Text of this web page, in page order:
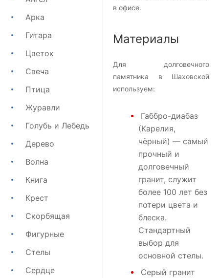
Арка
Гитара
Цветок
Свеча
Птица
Журавли
Голубь и Лебедь
Дерево
Волна
Книга
Крест
Скорбящая
Фигурные
Стелы
Сердце
в офисе.
Материалы
Для долговечного
памятника в Шаховской
используем:
Габбро-диабаз
(Карелия,
чёрный) — самый
прочный и
долговечный
гранит, служит
более 100 лет без
потери цвета и
блеска.
Стандартный
выбор для
основной стелы.
Серый гранит